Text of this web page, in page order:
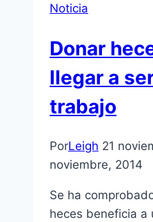
Noticia
Donar
llegar a
trabajo
PorLeigh 21
noviembre, 2014
Se ha
heces beneficia a